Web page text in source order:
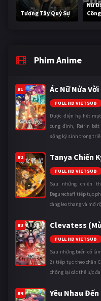
Tương Tây Quỷ Sự
Nữ
Công
Phim Anime
#1 Ác Nữ Nửa
FULL HD VIETSUB
Được điện hạ hết
cung đình, Reirin
sống ký sinh trong
#2 Tanya Chiến
FULL HD VIETSUB
Sau những chiến
Degurechaff tiếp tục
càng leo thang và mở
#3 Clevatess
FULL HD VIETSUB
Sau những biến cố
2) tiếp tục theo chân
chống lại các thế lực
#4 Yêu Nhau